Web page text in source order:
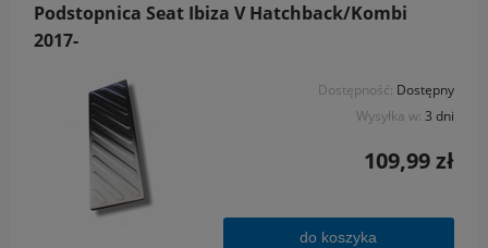
Podstopnica Seat Ibiza V Hatchback/Kombi
2017-
Dostępność: Dostępny
Wysyłka w: 3 dni
109,99 zł
do koszyka